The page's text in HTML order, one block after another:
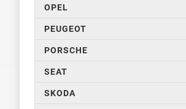
OPEL
PEUGEOT
PORSCHE
SEAT
SKODA